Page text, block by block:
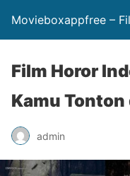
Movieboxappfree –
Film Horor
Kamu
admin